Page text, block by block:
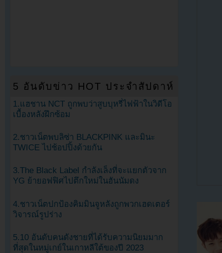
5 อันดับข่าว HOT ประจำสัปดาห์
1.แฮชาน NCT ถูกพบว่าสูบบุหรี่ไฟฟ้าในวิดีโอ
เบื้องหลังฝึกซ้อม
2.ชาวเน็ตพบลิซ่า BLACKPINK และมินะ
TWICE ไปช้อปปิ้งด้วยกัน
3.The Black Label กำลังเล็งที่จะแยกตัวจาก
YG ย้ายอฟฟิศไปตึกใหม่ในฮันนัมดง
4.ชาวเน็ตปกป้องคิมมินจูหลังถูกพวกเฮดเตอร์
วิจารณ์รูปร่าง
5.10 อันดับคนดังชายที่ได้รับความนิยมมาก
ที่สุดในหมู่เกย์ในเกาหลีใต้ของปี 2023